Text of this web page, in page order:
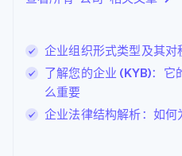
企业组织形式类型及其
了解您的企业 (KYB)：
么重要
企业法律结构解析：如
立陶宛
DeutschEnglish
卢森堡
Français Deutsch
罗马尼亚
English